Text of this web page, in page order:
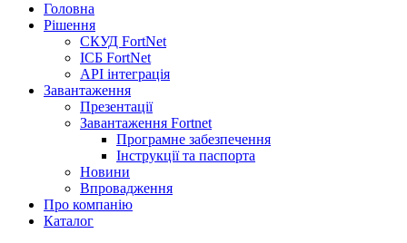
Головна
Рішення
СКУД FortNet
ІСБ FortNet
API інтеграція
Завантаження
Презентації
Завантаження Fortnet
Програмне забезпечення
Інструкції та паспорта
Новини
Впровадження
Про компанію
Каталог